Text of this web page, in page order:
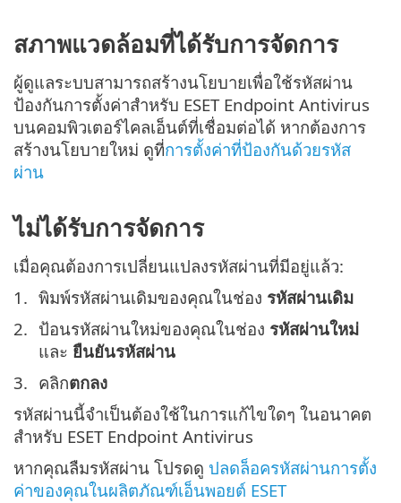
สภาพแวดล้อมที่ได้รับการจัดการ
ผู้ดูแลระบบสามารถสร้างนโยบายเพื่อใช้รหัสผ่าน
ป้องกันการตั้งค่าสำหรับ ESET Endpoint Antivirus
บนคอมพิวเตอร์ไคลเอ็นต์ที่เชื่อมต่อได้ หากต้องการ
สร้างนโยบายใหม่ ดูที่การตั้งค่าที่ป้องกันด้วยรหัส
ผ่าน
ไม่ได้รับการจัดการ
เมื่อคุณต้องการเปลี่ยนแปลงรหัสผ่านที่มีอยู่แล้ว:
พิมพ์รหัสผ่านเดิมของคุณในช่อง รหัสผ่านเดิม
ป้อนรหัสผ่านใหม่ของคุณในช่อง รหัสผ่านใหม่
และ ยืนยันรหัสผ่าน
คลิกตกลง
รหัสผ่านนี้จำเป็นต้องใช้ในการแก้ไขใดๆ ในอนาคต
สำหรับ ESET Endpoint Antivirus
หากคุณลืมรหัสผ่าน โปรดดู ปลดล็อครหัสผ่านการตั้ง
ค่าของคุณในผลิตภัณฑ์เอ็นพอยต์ ESET